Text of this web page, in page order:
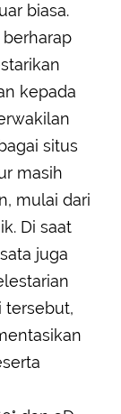
biasa.
berharap
kepada
situs
masih
mulai dari
Di saat
juga
tersebut,